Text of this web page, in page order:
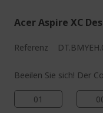
Acer Aspire XC
Referenz
Beeilen Sie sich! Der
01